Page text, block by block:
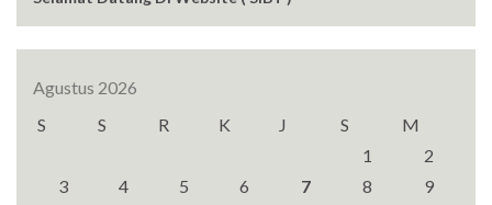
Agustus 2026
S
S R K J S
M
1
2
3
4 5 6 7 8
9